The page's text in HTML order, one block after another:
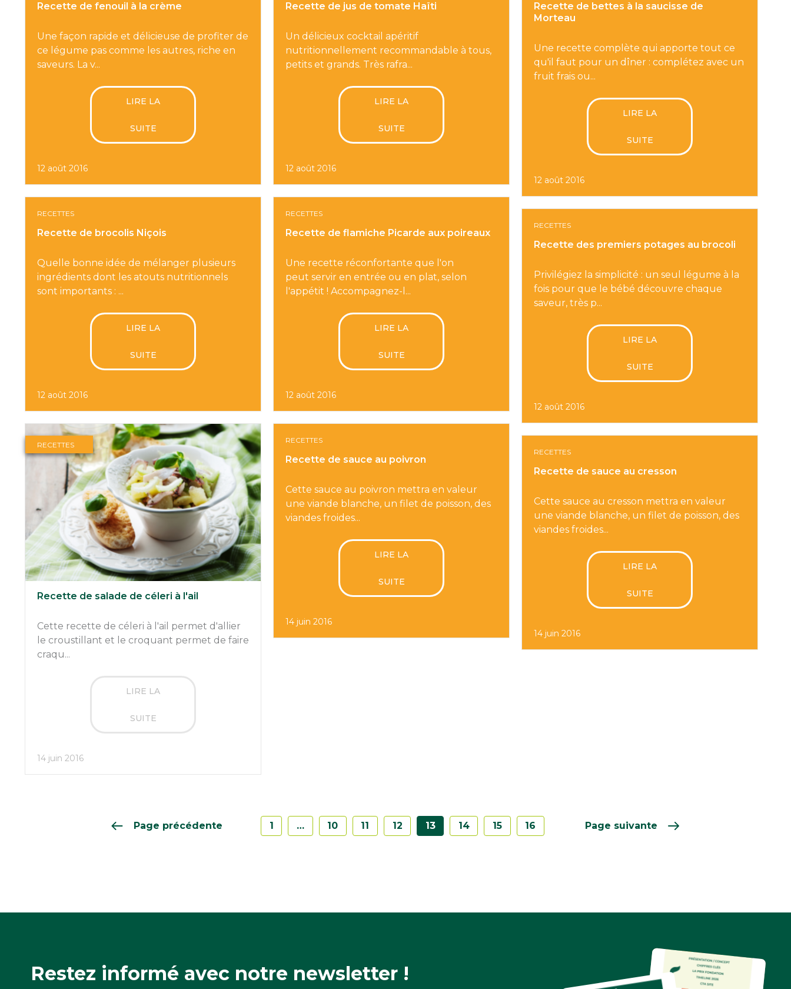
Recette de fenouil à la crème
Une façon rapide et délicieuse de profiter de
ce légume pas comme les autres, riche en
saveurs. La v...
LIRE LA
SUITE
12 août 2016
Recette de jus de tomate Haïti
Un délicieux cocktail apéritif
nutritionnellement recommandable à tous,
petits et grands. Très rafra...
LIRE LA
SUITE
12 août 2016
Recette de bettes à la saucisse de
Morteau
Une recette complète qui apporte tout ce
qu'il faut pour un dîner : complétez avec un
fruit frais ou...
LIRE LA
SUITE
12 août 2016
RECETTES
Recette de brocolis Niçois
Quelle bonne idée de mélanger plusieurs
ingrédients dont les atouts nutritionnels
sont importants : ...
LIRE LA
SUITE
12 août 2016
RECETTES
Recette de flamiche Picarde aux poireaux
Une recette réconfortante que l'on
peut servir en entrée ou en plat, selon
l'appétit ! Accompagnez-l...
LIRE LA
SUITE
12 août 2016
RECETTES
Recette des premiers potages au brocoli
Privilégiez la simplicité : un seul légume à la
fois pour que le bébé découvre chaque
saveur, très p...
LIRE LA
SUITE
12 août 2016
RECETTES
Recette de salade de céleri à l'ail
Cette recette de céleri à l'ail permet d'allier
le croustillant et le croquant permet de faire
craqu...
LIRE LA
SUITE
14 juin 2016
RECETTES
Recette de sauce au poivron
Cette sauce au poivron mettra en valeur
une viande blanche, un filet de poisson, des
viandes froides...
LIRE LA
SUITE
14 juin 2016
RECETTES
Recette de sauce au cresson
Cette sauce au cresson mettra en valeur
une viande blanche, un filet de poisson, des
viandes froides...
LIRE LA
SUITE
14 juin 2016
Page précédente 1 … 10 11 12 13 14 15 16 Page suivante
Restez informé avec notre newsletter !